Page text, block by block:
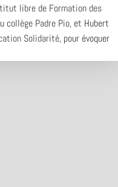
libre de Formation des
collège Padre Pio, et Hubert
Solidarité, pour évoquer